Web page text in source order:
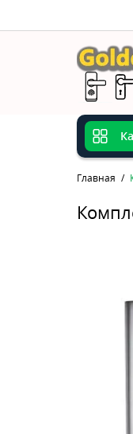
Главная